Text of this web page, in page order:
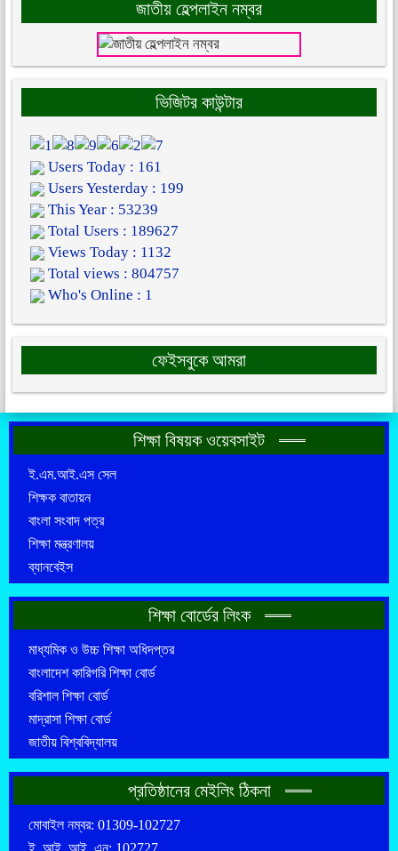
জাতীয় হেল্পলাইন নম্বর
ভিজিটর কাউন্টার
Users Today : 161
Users Yesterday : 199
This Year : 53239
Total Users : 189627
Views Today : 1132
Total views : 804757
Who's Online : 1
ফেইসবুকে আমরা
শিক্ষা বিষয়ক ওয়েবসাইট
ই.এম.আই.এস সেল
শিক্ষক বাতায়ন
বাংলা সংবাদ পত্র
শিক্ষা মন্ত্রণালয়
ব্যানবেইস
শিক্ষা বোর্ডের লিংক
মাধ্যমিক ও উচ্চ শিক্ষা অধিদপ্তর
বাংলাদেশ কারিগরি শিক্ষা বোর্ড
বরিশাল শিক্ষা বোর্ড
মাদ্রাসা শিক্ষা বোর্ড
জাতীয় বিশ্ববিদ্যালয়
প্রতিষ্ঠানের মেইলিং ঠিকনা
মোবাইল নম্বর: 01309-102727
ই. আই. আই. এন: 102727